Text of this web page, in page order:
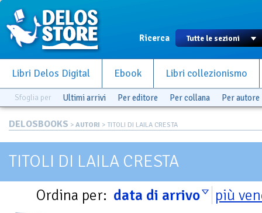
Ricerca
Libri Delos Digital Ebook Libri collezionismo
Sfoglia per Ultimi arrivi Per editore Per collana Per autore
DELOSBOOKS > AUTORI > TITOLI DI LAILA CRESTA
TITOLI DI LAILA CRESTA
Ordina per: data di arrivo più